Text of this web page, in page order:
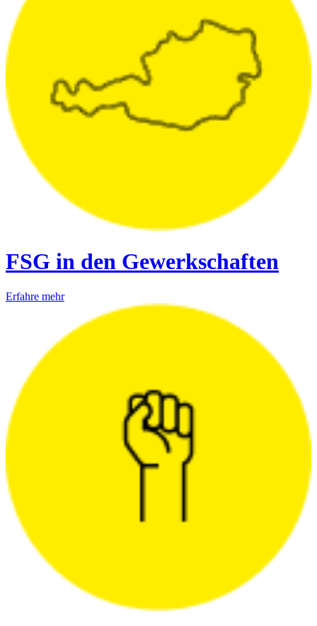
FSG in den Gewerkschaften
Erfahre mehr